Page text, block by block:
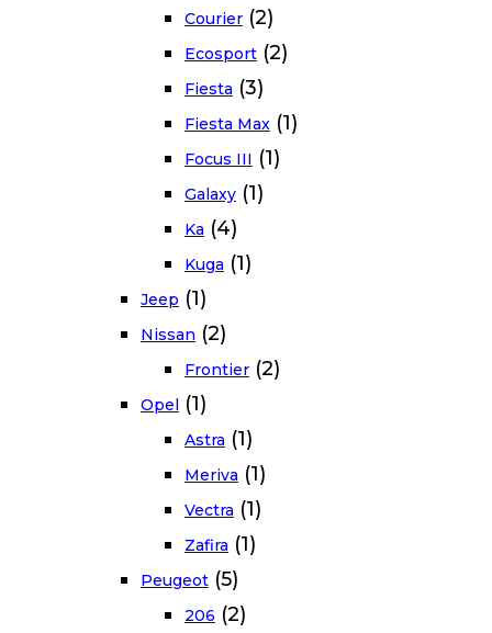
Courier (2)
Ecosport (2)
Fiesta (3)
Fiesta Max (1)
Focus III (1)
Galaxy (1)
Ka (4)
Kuga (1)
Jeep (1)
Nissan (2)
Frontier (2)
Opel (1)
Astra (1)
Meriva (1)
Vectra (1)
Zafira (1)
Peugeot (5)
206 (2)